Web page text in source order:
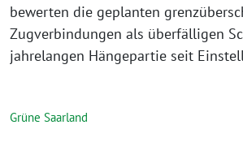
bewerten die geplanten
Zugverbindungen als überfälligen
jahrelangen Hängepartie seit
Grüne Saarland